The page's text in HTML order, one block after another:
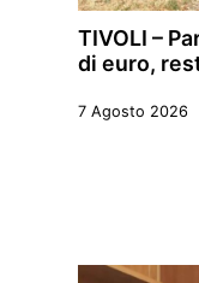
TIVOLI –
di euro,
7 Agosto 2026